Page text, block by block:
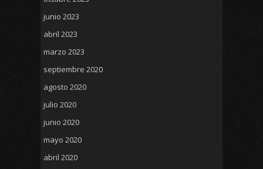
junio 2023
abril 2023
marzo 2023
septiembre 2020
agosto 2020
julio 2020
junio 2020
mayo 2020
abril 2020